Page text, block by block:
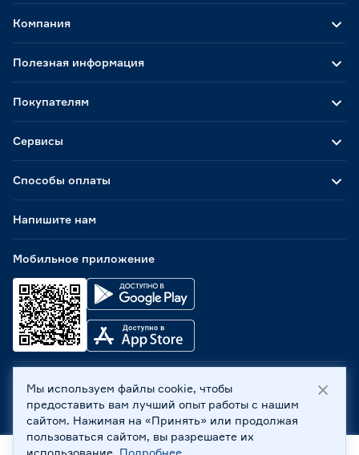
Способы оплаты
Мобильное приложение
Компания
Полезная информация
Покупателям
Сервисы
Напишите нам
ООО «Бауцентр Рус» 2004 -2026, 236029, г. Калининград,
ул. А.Невского, 205. ИНН 7702596813, КПП 390601001 ©
Все права защищены
Политика обработки персональных данных
Мы используем файлы cookie, чтобы
предоставить вам лучший опыт работы с нашим
сайтом. Нажимая на «Принять» или продолжая
пользоваться сайтом, вы разрешаете их
использование. Подробнее